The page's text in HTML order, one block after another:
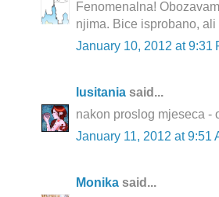
Fenomenalna!
njima. Bice isprobano,
January 10, 2012 at 9:31
lusitania said...
nakon proslog mjeseca -
January 11, 2012 at 9:51
Monika said...